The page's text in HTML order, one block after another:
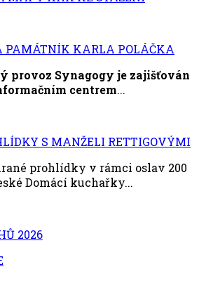
PAMÁTNÍK KARLA POLÁČKA
provoz Synagogy je zajišťován
centrem...
S MANŽELI RETTIGOVÝMI
prohlídky v rámci oslav 200
Domácí kuchařky...
2026